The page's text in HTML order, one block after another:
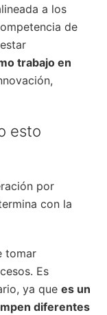
a los
de
trabajo en
esto
por
con la
tomar
Es
ya quees un
diferentes